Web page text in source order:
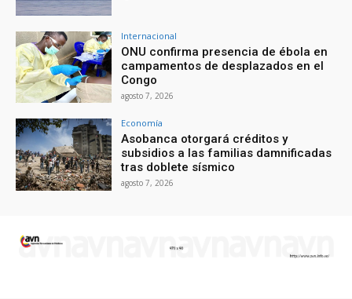
Internacional
ONU confirma presencia de ébola en
campamentos de desplazados en el
Congo
agosto 7, 2026
Economía
Asobanca otorgará créditos y
subsidios a las familias damnificadas
tras doblete sísmico
agosto 7, 2026